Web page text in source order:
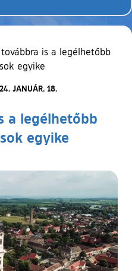
továbbra is a legélhetőbb
egyike
JANUÁR. 18.
a legélhetőbb
egyike